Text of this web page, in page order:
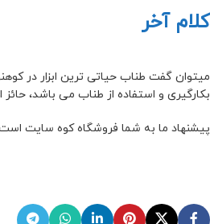
کلام آخر
میتوان گفت طناب حیاتی ترین ابزار در
بکارگیری و استفاده از طناب می باشد،
پیشنهاد ما به شما فروشگاه کوه سایت است.